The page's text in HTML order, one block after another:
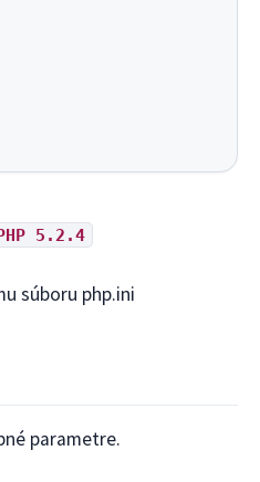
5.2.4
súboru php.ini
parametre.